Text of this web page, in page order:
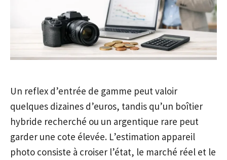
Un reflex d’entrée de gamme peut valoir
quelques dizaines d’euros, tandis qu’un boîtier
hybride recherché ou un argentique rare peut
garder une cote élevée. L’estimation appareil
photo consiste à croiser l’état, le marché réel et le